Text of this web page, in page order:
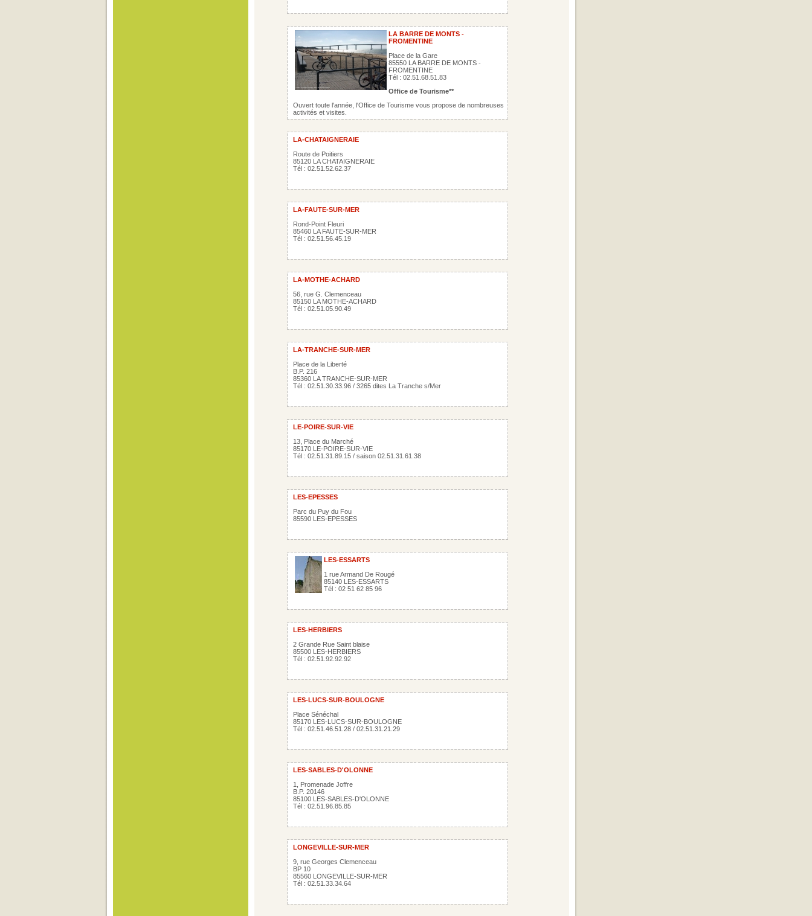
LA BARRE DE MONTS -
FROMENTINE
Place de la Gare
85550 LA BARRE DE MONTS -
FROMENTINE
Tél : 02.51.68.51.83
Office de Tourisme**
Ouvert toute l'année, l'Office de Tourisme vous propose de nombreuses
activités et visites.
LA-CHATAIGNERAIE
Route de Poitiers
85120 LA CHATAIGNERAIE
Tél : 02.51.52.62.37
LA-FAUTE-SUR-MER
Rond-Point Fleuri
85460 LA FAUTE-SUR-MER
Tél : 02.51.56.45.19
LA-MOTHE-ACHARD
56, rue G. Clemenceau
85150 LA MOTHE-ACHARD
Tél : 02.51.05.90.49
LA-TRANCHE-SUR-MER
Place de la Liberté
B.P. 216
85360 LA TRANCHE-SUR-MER
Tél : 02.51.30.33.96 / 3265 dites La Tranche s/Mer
LE-POIRE-SUR-VIE
13, Place du Marché
85170 LE-POIRE-SUR-VIE
Tél : 02.51.31.89.15 / saison 02.51.31.61.38
LES-EPESSES
Parc du Puy du Fou
85590 LES-EPESSES
LES-ESSARTS
1 rue Armand De Rougé
85140 LES-ESSARTS
Tél : 02 51 62 85 96
LES-HERBIERS
2 Grande Rue Saint blaise
85500 LES-HERBIERS
Tél : 02.51.92.92.92
LES-LUCS-SUR-BOULOGNE
Place Sénéchal
85170 LES-LUCS-SUR-BOULOGNE
Tél : 02.51.46.51.28 / 02.51.31.21.29
LES-SABLES-D'OLONNE
1, Promenade Joffre
B.P. 20146
85100 LES-SABLES-D'OLONNE
Tél : 02.51.96.85.85
LONGEVILLE-SUR-MER
9, rue Georges Clemenceau
BP 10
85560 LONGEVILLE-SUR-MER
Tél : 02.51.33.34.64